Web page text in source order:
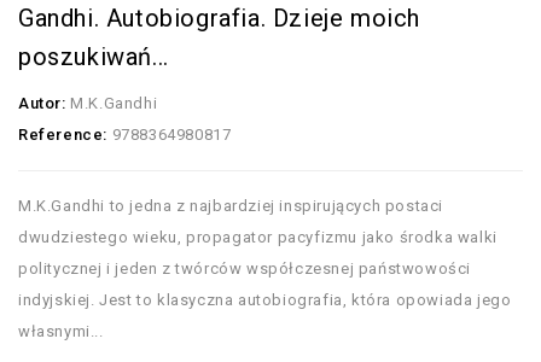
Gandhi. Autobiografia. Dzieje moich
poszukiwań...
Autor: M.K.Gandhi
Reference: 9788364980817
M.K.Gandhi to jedna z najbardziej inspirujących postaci
dwudziestego wieku, propagator pacyfizmu jako środka walki
politycznej i jeden z twórców współczesnej państwowości
indyjskiej. Jest to klasyczna autobiografia, która opowiada jego
własnymi...